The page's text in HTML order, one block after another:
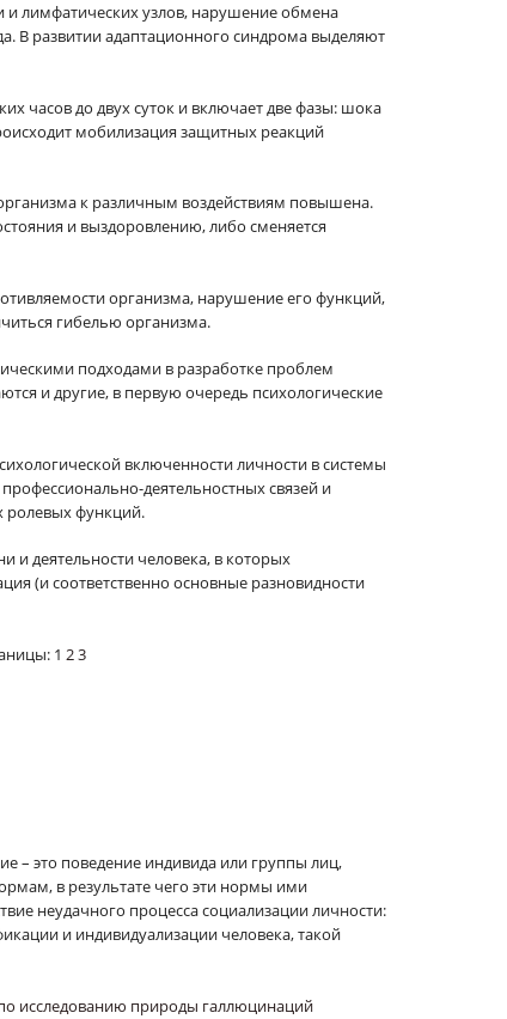
лимфатических узлов, нарушение обмена
В развитии адаптационного синдрома выделяют
часов до двух суток и включает две фазы: шока
мобилизация защитных реакций
к различным воздействиям повышена.
и выздоровлению, либо сменяется
организма, нарушение его функций,
гибелью организма.
подходами в разработке проблем
и другие, в первую очередь психологические
включенности личности в системы
деятельностных связей и
ролевых функций.
деятельности человека, в которых
(и соответственно основные разновидности
1 23
– это поведение индивида или группы лиц,
в результате чего эти нормы ими
неудачного процесса социализации личности:
и индивидуализации человека, такой
исследованию природы галлюцинаций